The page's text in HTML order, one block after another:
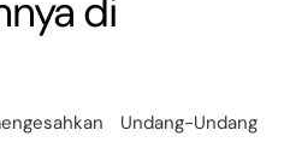
di
Undang-Undang